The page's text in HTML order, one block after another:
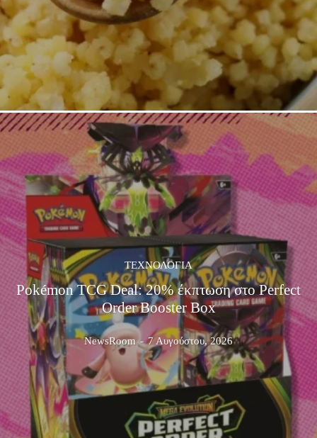
ΤΕΧΝΟΛΟΓΊΑ
Pokémon TCG Deal: 20% έκπτωση στο Perfect
Order Booster Box
NewsRoom - 7 Αυγούστου, 2026